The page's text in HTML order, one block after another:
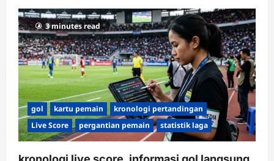
3 minutes read
gol kartu pemain
kronologi pertandingan
Live Score
pergantian pemain statistik laga